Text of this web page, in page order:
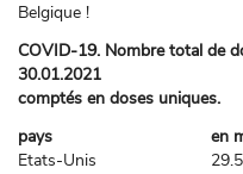
Belgique !
COVID-19. Nombre total de
30.01.2021
comptés en doses uniques.
pays en
Etats-Unis